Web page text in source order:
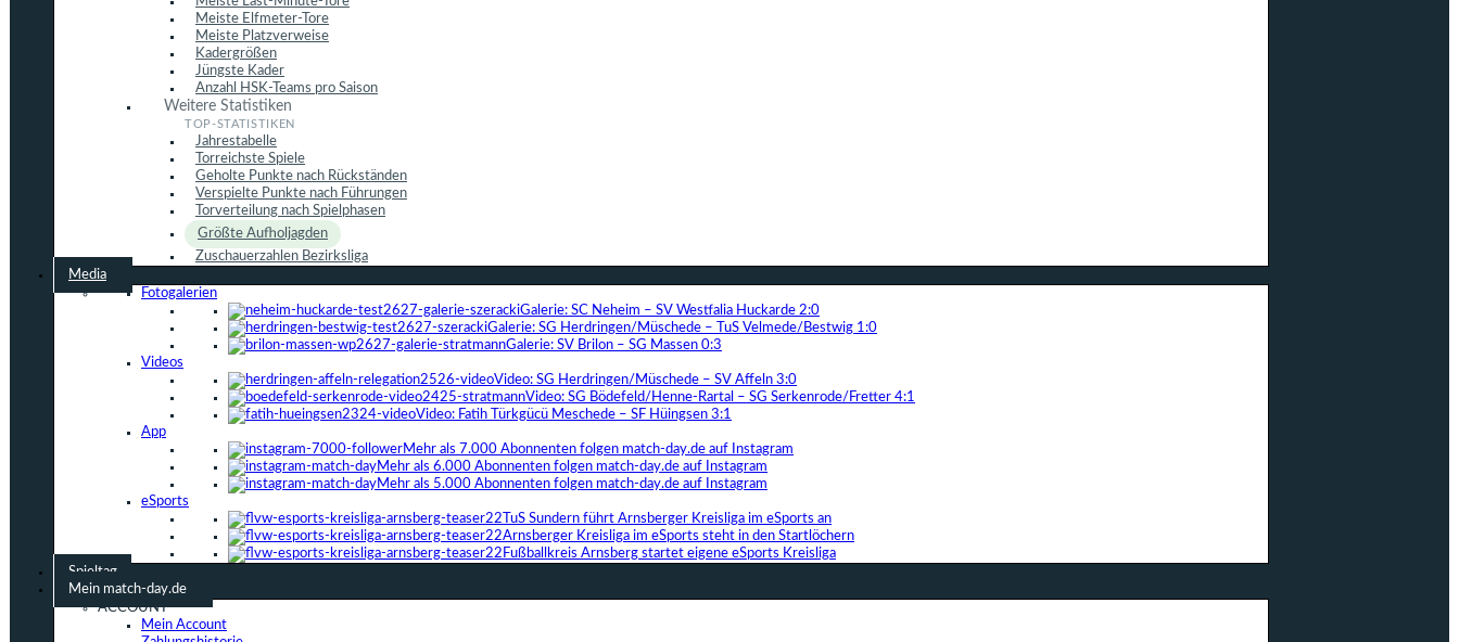
Meiste Elfmeter-Tore
Meiste Platzverweise
Kadergrößen
Jüngste Kader
Anzahl HSK-Teams pro Saison
Weitere Statistiken
Jahrestabelle
Torreichste Spiele
Geholte Punkte nach Rückständen
Verspielte Punkte nach Führungen
Torverteilung nach Spielphasen
Größte Aufholjagden
Zuschauerzahlen Bezirksliga
Media
Fotogalerien
Galerie: SC Neheim – SV Westfalia Huckarde 2:0
Galerie: SG Herdringen/Müschede – TuS Velmede/Bestwig 1:0
Galerie: SV Brilon – SG Massen 0:3
Videos
Video: SG Herdringen/Müschede – SV Affeln 3:0
Video: SG Bödefeld/Henne-Rartal – SG Serkenrode/Fretter 4:1
Video: Fatih Türkgücü Meschede – SF Hüingsen 3:1
App
Mehr als 7.000 Abonnenten folgen match-day.de auf Instagram
Mehr als 6.000 Abonnenten folgen match-day.de auf Instagram
Mehr als 5.000 Abonnenten folgen match-day.de auf Instagram
eSports
TuS Sundern führt Arnsberger Kreisliga im eSports an
Arnsberger Kreisliga im eSports steht in den Startlöchern
Fußballkreis Arnsberg startet eigene eSports Kreisliga
Spieltag
Mein match-day.de
ACCOUNT
Mein Account